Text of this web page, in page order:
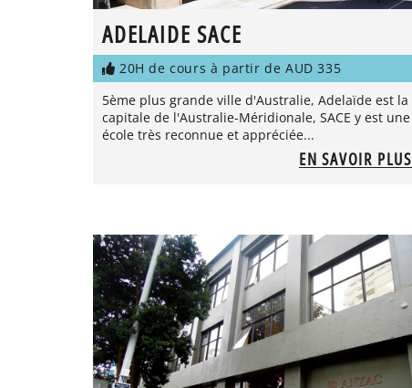
ADELAIDE SACE
20H de cours à partir de AUD 335
5ème plus grande ville d'Australie, Adelaïde est la
capitale de l'Australie-Méridionale, SACE y est une
école très reconnue et appréciée...
EN SAVOIR PLUS